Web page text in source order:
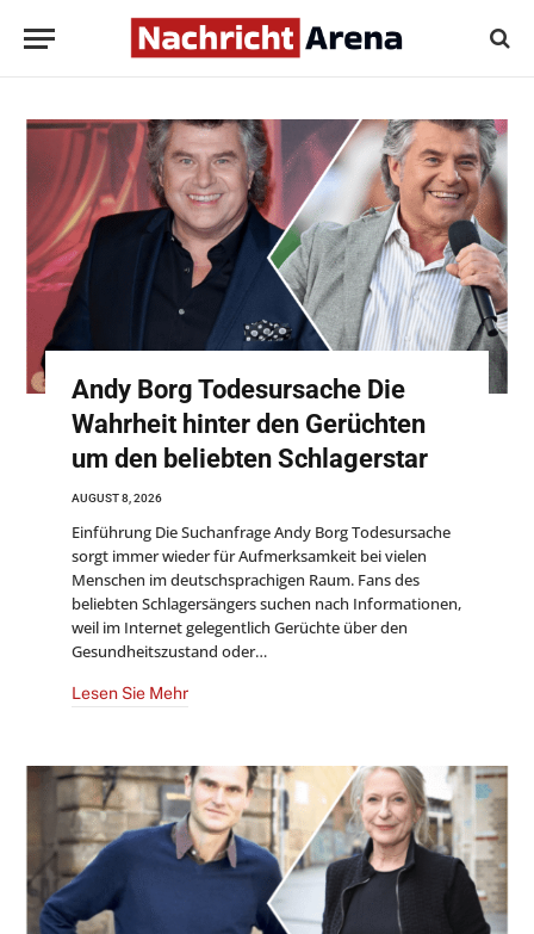
Andy Borg Todesursache Die
Wahrheit hinter den Gerüchten
um den beliebten Schlagerstar
AUGUST 8, 2026
Einführung Die Suchanfrage Andy Borg Todesursache
sorgt immer wieder für Aufmerksamkeit bei vielen
Menschen im deutschsprachigen Raum. Fans des
beliebten Schlagersängers suchen nach Informationen,
weil im Internet gelegentlich Gerüchte über den
Gesundheitszustand oder…
Lesen Sie Mehr